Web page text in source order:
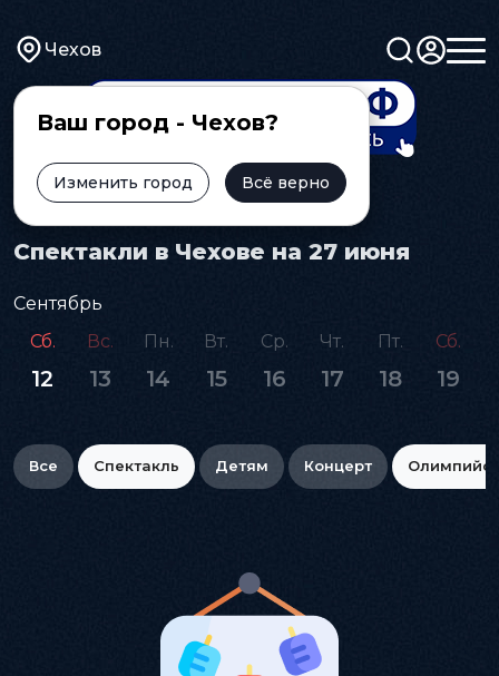
Чехов
Ваш город - Чехов?
Изменить город Всё верно
Главная Афиша Спектакль
Спектакли в Чехове на 27 июня
Сентябрь
Сб.
12
Вс.
13
Пн.
14
Вт.
15
Ср.
16
Чт.
17
Пт.
18
Сб.
19
Все Спектакль Детям Концерт